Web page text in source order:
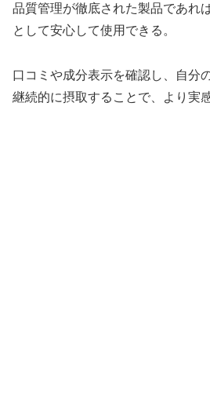
品質管理が徹底された製品であれ
として安心して使用できる。
口コミや成分表示を確認し、自分
継続的に摂取することで、より実